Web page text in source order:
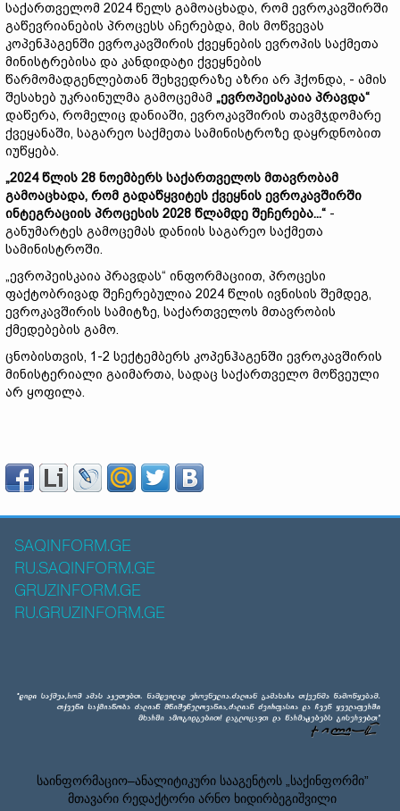
საქართველომ 2024 წელს გამოაცხადა, რომ ევროკავშირში
გაწევრიანების პროცესს აჩერებდა, მის მოწვევას
კოპენჰაგენში ევროკავშირის ქვეყნების ევროპის საქმეთა
მინისტრებისა და კანდიდატი ქვეყნების
წარმომადგენლებთან შეხვედრაზე აზრი არ ჰქონდა, - ამის
შესახებ უკრაინულმა გამოცემამ „ევროპეისკაია პრავდა“
დაწერა, რომელიც დანიაში, ევროკავშირის თავმჯდომარე
ქვეყანაში, საგარეო საქმეთა სამინისტროზე დაყრდნობით
იუწყება.
„2024წლის 28 ნოემბერს საქართველოს მთავრობამ
გამოაცხადა, რომ გადაწყვიტეს ქვეყნის ევროკავშირში
ინტეგრაციის პროცესის 2028 წლამდე შეჩერება...“ -
განუმარტეს გამოცემას დანიის საგარეო საქმეთა
სამინისტროში.
„ევროპეისკაია პრავდას“ ინფორმაციით, პროცესი
ფაქტობრივად შეჩერებულია 2024 წლის ივნისის შემდეგ,
ევროკავშირის სამიტზე, საქართველოს მთავრობის
ქმედებების გამო.
ცნობისთვის, 1-2 სექტემბერს კოპენჰაგენში ევროკავშირის
მინისტერიალი გაიმართა, სადაც საქართველო მოწვეული
არ ყოფილა.
SAQINFORM.GE
RU.SAQINFORM.GE
GRUZINFORM.GE
RU.GRUZINFORM.GE
საინფორმაციო–ანალიტიკური სააგენტოს „საქინფორმი”
მთავარი რედაქტორი არნო ხიდირბეგიშვილი